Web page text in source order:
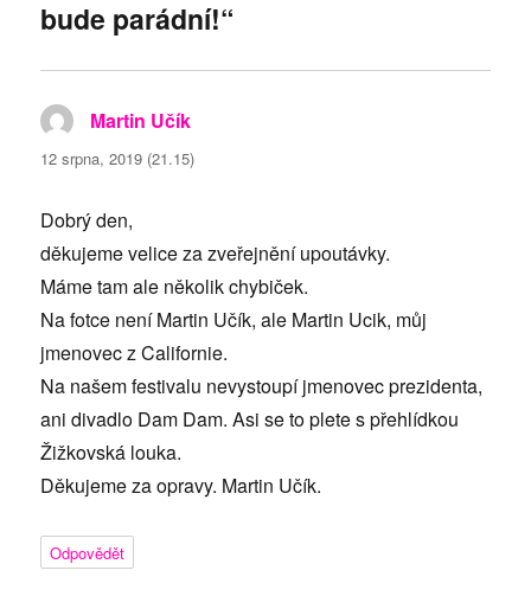
bude parádní!“
Martin Učík
12 srpna, 2019 (21.15)
Dobrý den,
děkujeme velice za zveřejnění upoutávky.
Máme tam ale několik chybiček.
Na fotce není Martin Učík, ale Martin Ucik, můj
jmenovec z Californie.
Na našem festivalu nevystoupí jmenovec prezidenta,
ani divadlo Dam Dam. Asi se to plete s přehlídkou
Žižkovská louka.
Děkujeme za opravy. Martin Učík.
Odpovědět